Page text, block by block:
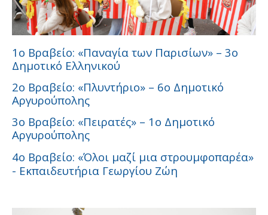
1ο Βραβείο: «Παναγία των Παρισίων» – 3ο
Δημοτικό Ελληνικού
2ο Βραβείο: «Πλυντήριο» – 6ο Δημοτικό
Αργυρούπολης
3ο Βραβείο: «Πειρατές» – 1ο Δημοτικό
Αργυρούπολης
4ο Βραβείο: «Όλοι μαζί μια στρουμφοπαρέα»
- Εκπαιδευτήρια Γεωργίου Ζώη